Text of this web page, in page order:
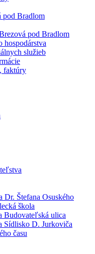
pod Bradlom
pod Bradlom
hospodárstva
služieb
faktúry
Dr. Štefana Osuského
škola
Budovateľská ulica
Sídlisko D. Jurkoviča
času